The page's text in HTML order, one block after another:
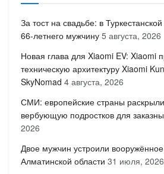
За тост на свадьбе: в
66-летнего мужчину 5 августа, 2026
Новая глава для Xiaomi EV: Xiaomi
техническую архитектуру Xiaomi
SkyNomad 4 августа, 2026
СМИ: европейские страны
вербующую подростков для
2026
Двое мужчин устроили
Алматинской области 31 июля, 2026